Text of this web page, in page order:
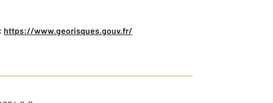
https://www.georisques.gouv.fr/